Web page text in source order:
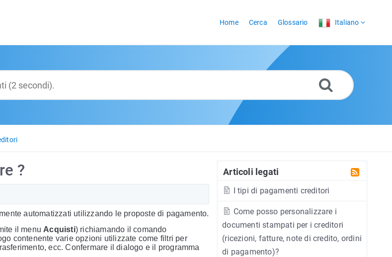
Home Cerca Glossario Italiano
Articoli legati
I tipi di pagamenti creditori
Come posso personalizzare i
documenti stampati per i creditori
(ricezioni, fatture, note di credito, ordini
di pagamento)?
?
automatizzati utilizzando le proposte di pagamento.
il menu Acquisti) richiamando il comando
contenente varie opzioni utilizzate come filtri per
ecc. Confermare il dialogo e il programma